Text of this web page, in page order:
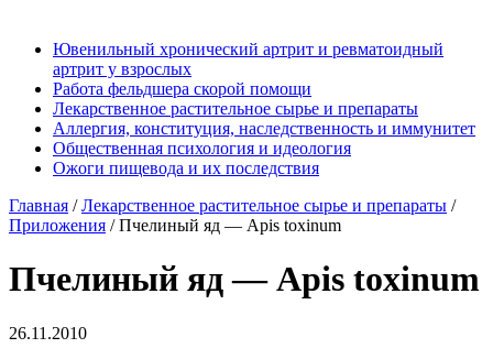
Ювенильный хронический артрит и ревматоидный
артрит у взрослых
Работа фельдшера скорой помощи
Лекарственное растительное сырье и препараты
Аллергия, конституция, наследственность и иммунитет
Общественная психология и идеология
Ожоги пищевода и их последствия
Главная /Лекарственное растительное сырье и препараты /
Приложения /Пчелиный яд — Apis toxinum
Пчелиный яд — Apis toxinum
26.11.2010